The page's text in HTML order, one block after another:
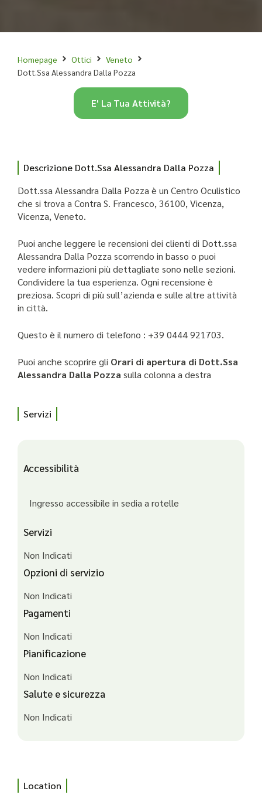
Homepage Ottici
Veneto
Dott.Ssa Alessandra Dalla Pozza
Descrizione Dott.Ssa Alessandra Dalla Pozza
Dott.ssa Alessandra Dalla Pozza è un Centro Oculistico
che si trova a Contra S. Francesco, 36100, Vicenza,
Vicenza, Veneto.
Puoi anche leggere le recensioni dei clienti di Dott.ssa
Alessandra Dalla Pozza scorrendo in basso o puoi
vedere informazioni più dettagliate sono nelle sezioni.
Condividere la tua esperienza. Ogni recensione è
preziosa. Scopri di più sull’azienda e sulle altre attività
in città.
Questo è il numero di telefono : +39 0444 921703.
Puoi anche scoprire gli Orari di apertura di Dott.Ssa
Alessandra Dalla Pozza sulla colonna a destra
Servizi
Accessibilità
Ingresso accessibile in sedia a rotelle
Servizi
Non Indicati
Opzioni di servizio
Non Indicati
Pagamenti
Non Indicati
Pianificazione
Non Indicati
Salute e sicurezza
Non Indicati
Location
E' La Tua Attività?